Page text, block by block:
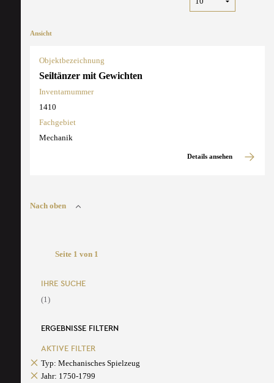
Ansicht
Objektbezeichnung
Seiltänzer mit Gewichten
Inventarnummer
1410
Fachgebiet
Mechanik
Details ansehen
Nach oben
Seite 1 von 1
IHRE SUCHE
(1)
ERGEBNISSE FILTERN
AKTIVE FILTER
Typ: Mechanisches Spielzeug
Jahr: 1750-1799